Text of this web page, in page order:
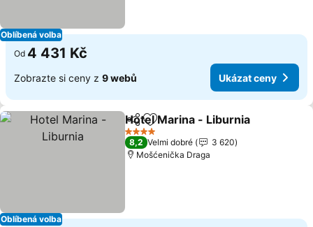
Oblíbená volba
Od 4 431 Kč
Zobrazte si ceny z 9 webů Ukázat ceny
Oblíbená volba
SdíletPřidat na seznam oblíbených
Hotel Marina - Liburnia
4 Počet hvězdiček
8,2 Velmi dobré
3 620
Mošćenička Draga